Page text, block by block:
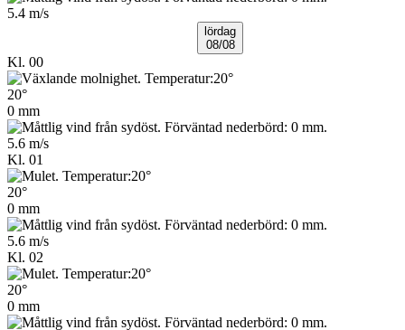
5.4 m/s
lördag
08/08
Kl. 00
20°
0 mm
5.6 m/s
Kl. 01
20°
0 mm
5.6 m/s
Kl. 02
20°
0 mm